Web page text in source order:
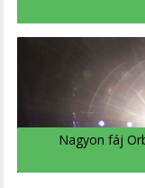
Nagyon fáj